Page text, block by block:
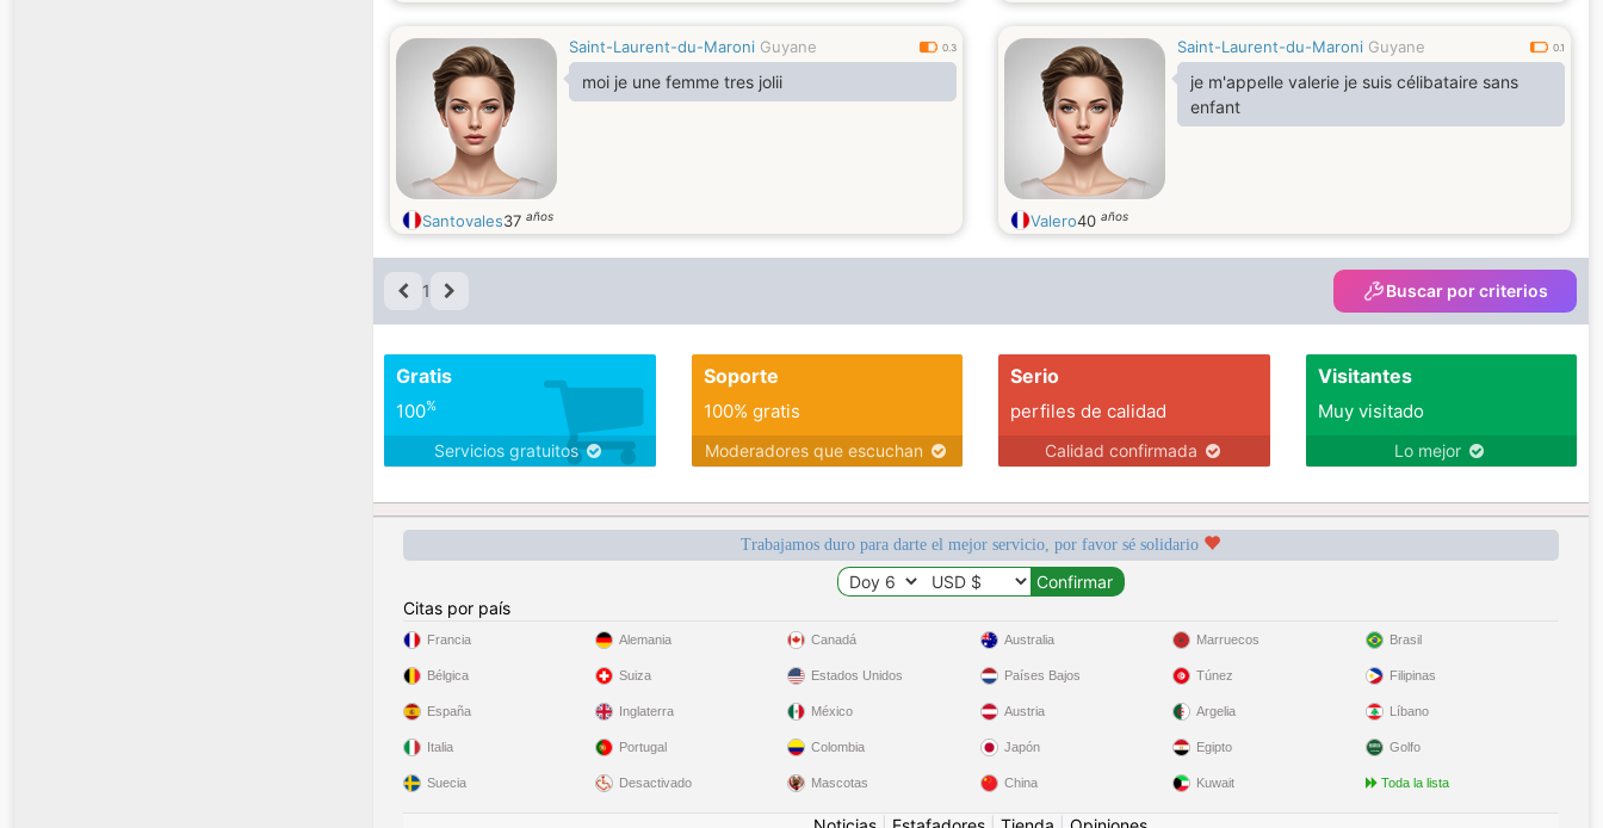
Saint-Laurent-du-Maroni Guyane 0.3
moi je une femme tres jolii
Santovales37 años
Saint-Laurent-du-Maroni Guyane 0.1
je m'appelle valerie je suis célibataire sans
enfant
Valero40 años
1 Buscar por criterios
Gratis
100%
Servicios gratuitos
Soporte
100% gratis
Moderadores que escuchan
Serio
perfiles de calidad
Calidad confirmada
Visitantes
Muy visitado
Lo mejor
Trabajamos duro para darte el mejor servicio, por favor sé solidario
Citas por país
Francia
Bélgica
España
Italia
Suecia
Alemania
Suiza
Inglaterra
Portugal
Desactivado
Canadá
Estados Unidos
México
Colombia
Mascotas
Australia
Países Bajos
Austria
Japón
China
Marruecos
Túnez
Argelia
Egipto
Kuwait
Brasil
Filipinas
Líbano
Golfo
Toda la lista